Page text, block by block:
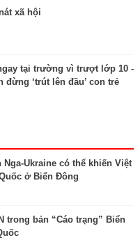
xã hội
tại trường vì trượt lớp 10 -
‘trút lên đầu’ con trẻ
Ukraine có thể khiến Việt
ở Biển Đông
trong bản “Cáo trạng” Biển